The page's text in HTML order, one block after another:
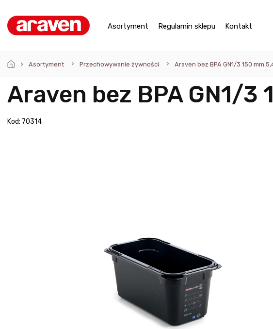
treści
Asortyment Regulamin sklepu Kontakt
Asortyment Przechowywanie żywności Araven bez BPA GN1/3 150 mm
Araven bez BPA GN1/3
Kod: 70314